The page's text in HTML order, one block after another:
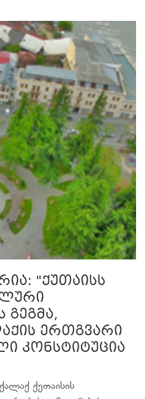
"ქუთაისს
გეგმა,
ერთგვარი
კონსტიტუცია
ქუთაისის